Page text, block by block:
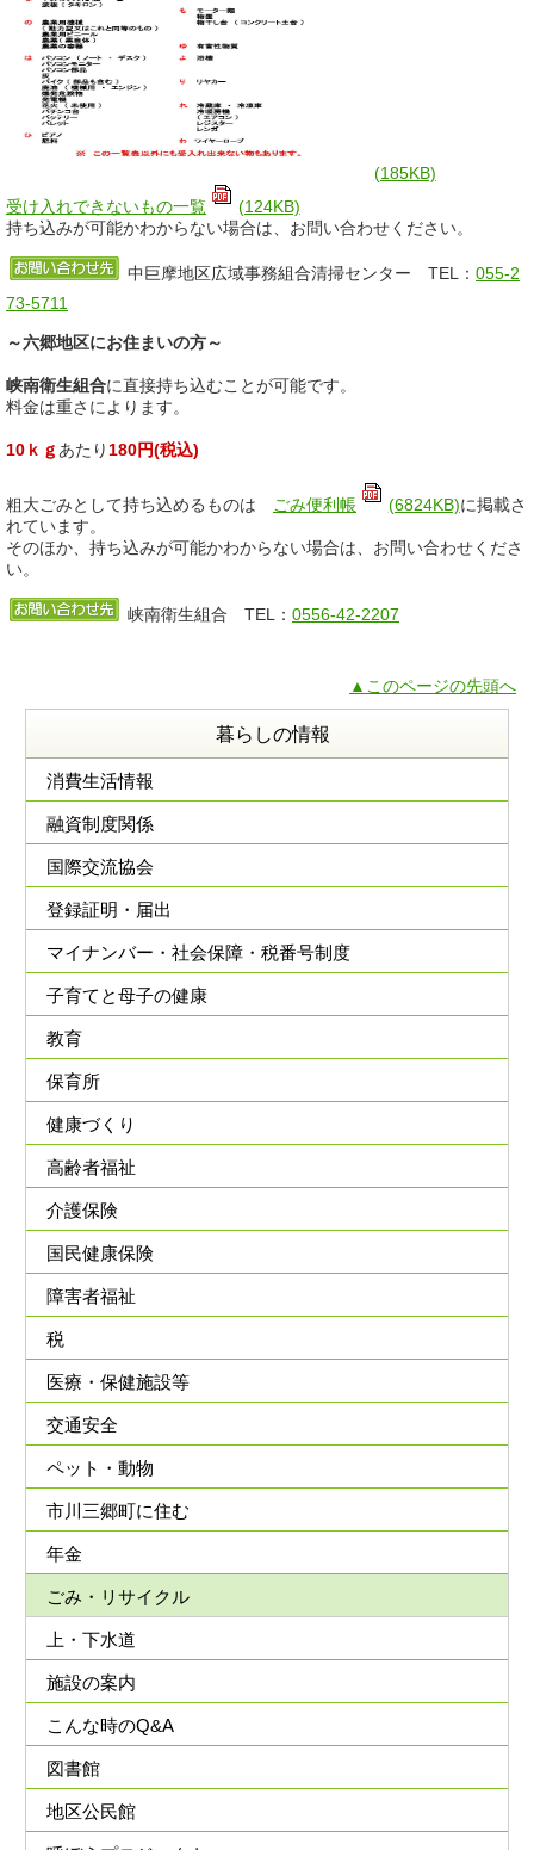
(185KB)
受け入れできないもの一覧
(124KB)
持ち込みが可能かわからない場合は、お問い合わせください。
中巨摩地区広域事務組合清掃センター TEL： 055-2
73-5711
～六郷地区にお住まいの方～
峡南衛生組合に直接持ち込むことが可能です。
料金は重さによります。
10ｋｇ あたり 180円(税込)
粗大ごみとして持ち込めるものは ごみ便利帳 (6824KB)に掲載さ
れています。
そのほか、持ち込みが可能かわからない場合は、お問い合わせくださ
い。
峡南衛生組合 TEL： 0556-42-2207
▲このページの先頭へ
暮らしの情報
消費生活情報
融資制度関係
国際交流協会
登録証明・届出
マイナンバー・社会保障・税番号制度
子育てと母子の健康
教育
保育所
健康づくり
高齢者福祉
介護保険
国民健康保険
障害者福祉
税
医療・保健施設等
交通安全
ペット・動物
市川三郷町に住む
年金
ごみ・リサイクル
上・下水道
施設の案内
こんな時のQ&A
図書館
地区公民館